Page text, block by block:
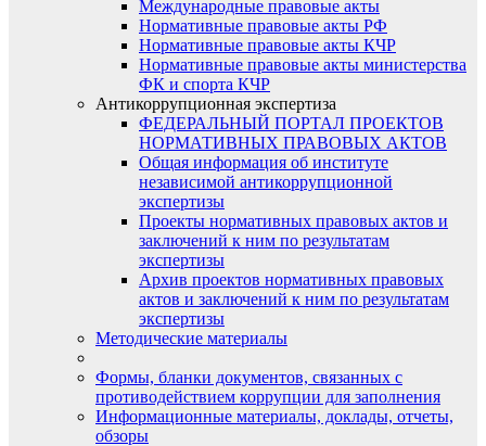
Международные правовые акты
Нормативные правовые акты РФ
Нормативные правовые акты КЧР
Нормативные правовые акты министерства
ФК и спорта КЧР
Антикоррупционная экспертиза
ФЕДЕРАЛЬНЫЙ ПОРТАЛ ПРОЕКТОВ
НОРМАТИВНЫХ ПРАВОВЫХ АКТОВ
Общая информация об институте
независимой антикоррупционной
экспертизы
Проекты нормативных правовых актов и
заключений к ним по результатам
экспертизы
Архив проектов нормативных правовых
актов и заключений к ним по результатам
экспертизы
Методические материалы
Формы, бланки документов, связанных с
противодействием коррупции для заполнения
Информационные материалы, доклады, отчеты,
обзоры